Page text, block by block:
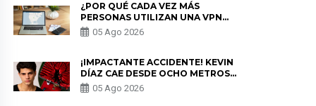
¿POR QUÉ CADA VEZ MÁS
PERSONAS UTILIZAN UNA VPN
PARA PROTEGER SU
PRIVACIDAD?
05 Ago 2026
¡IMPACTANTE ACCIDENTE! KEVIN
DÍAZ CAE DESDE OCHO METROS
EN “ESTO ES GUERRA” Y GENERA
PREOCUPACIÓN
05 Ago 2026